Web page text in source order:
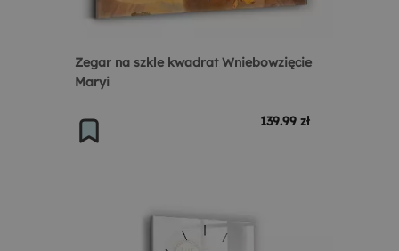
Zegar na szkle kwadrat Wniebowzięcie
Maryi
139.99 zł